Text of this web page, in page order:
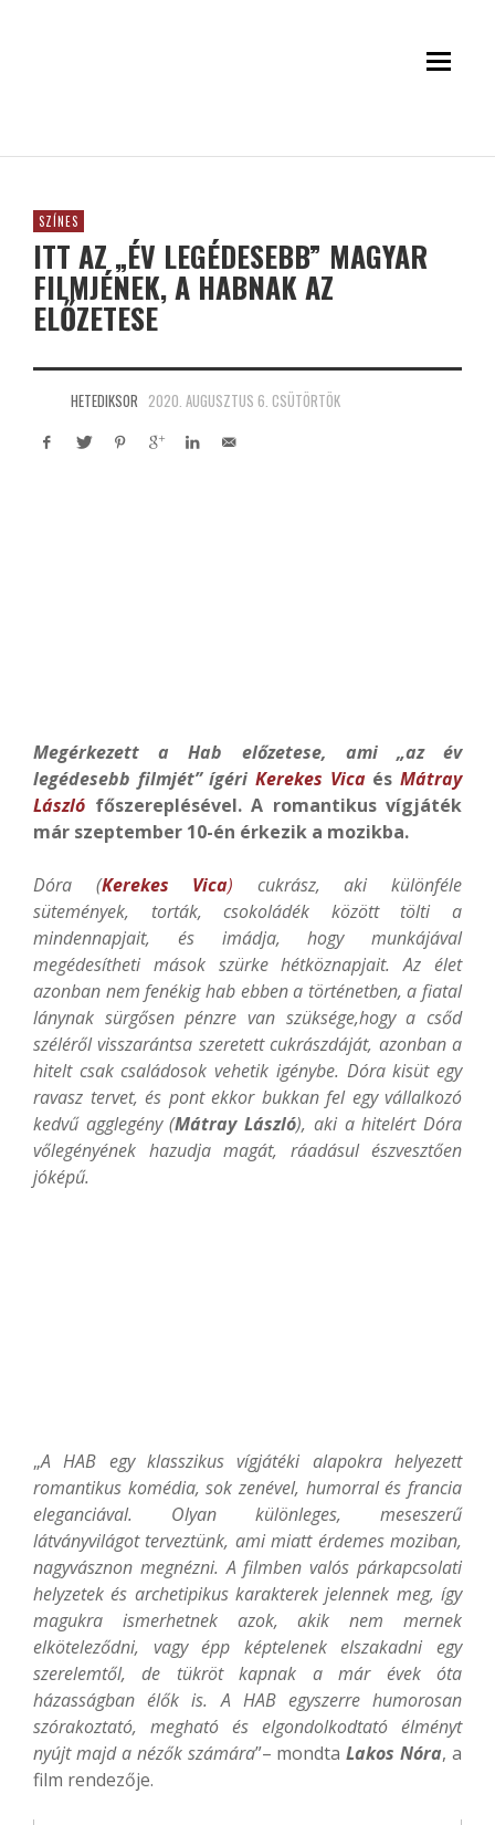
SZÍNES
ITT AZ „ÉV LEGÉDESEBB” MAGYAR
FILMJÉNEK, A HABNAK AZ
ELŐZETESE
HETEDIKSOR 2020. AUGUSZTUS 6. CSÜTÖRTÖK
Megérkezett a Hab előzetese, ami „az év
legédesebb filmjét” ígéri Kerekes Vica és Mátray
László főszereplésével. A romantikus vígjáték
már szeptember 10-én érkezik a mozikba.
Dóra (Kerekes Vica) cukrász, aki különféle
sütemények, torták, csokoládék között tölti a
mindennapjait, és imádja, hogy munkájával
megédesítheti mások szürke hétköznapjait. Az élet
azonban nem fenékig hab ebben a történetben, a fiatal
lánynak sürgősen pénzre van szüksége,hogy a csőd
széléről visszarántsa szeretett cukrászdáját, azonban a
hitelt csak családosok vehetik igénybe. Dóra kisüt egy
ravasz tervet, és pont ekkor bukkan fel egy vállalkozó
kedvű agglegény (Mátray László), aki a hitelért Dóra
vőlegényének hazudja magát, ráadásul észvesztően
jóképű.
„A HAB egy klasszikus vígjátéki alapokra helyezett
romantikus komédia, sok zenével, humorral és francia
eleganciával. Olyan különleges, meseszerű
látványvilágot terveztünk, ami miatt érdemes moziban,
nagyvásznon megnézni.A filmben valós párkapcsolati
helyzetek és archetipikus karakterek jelennek meg, így
magukra ismerhetnek azok,akik nem mernek
elköteleződni, vagy épp képtelenek elszakadni egy
szerelemtől, de tükröt kapnak a már évek óta
házasságban élők is.A HAB egyszerre humorosan
szórakoztató, megható és elgondolkodtató élményt
nyújt majd a nézők számára”– mondtaLakos Nóra, a
film rendezője.